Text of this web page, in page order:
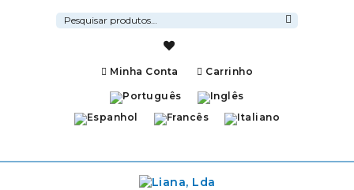
Pesquisar
por:
Minha Conta Carrinho